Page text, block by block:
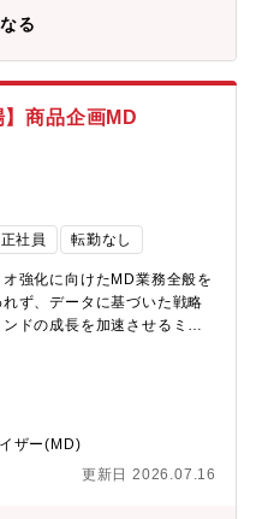
る
】商品企画MD
正社員 転勤なし
強化に向けたMD業務全般を
ず、データに基づいた戦略
ドの成長を加速させるミッ
商品創出に向けたディレク
理、利益最大化、売上・仕
、在庫回転率の管理および
在ニーズの掘り起こしと商
ト】事業拡大フェーズにつ
ザー(MD)
更新日 2026.07.16